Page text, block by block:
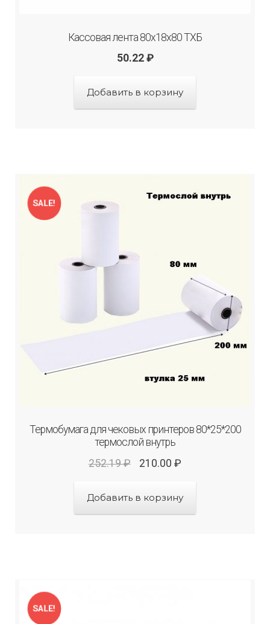
Кассовая лента 80х18х80 ТХБ
50.22 ₽
Добавить в корзину
Термобумага для чековых принтеров 80*25*200
термослой внутрь
SALE!
252.19₽ 210.00₽
Добавить в корзину
SALE!